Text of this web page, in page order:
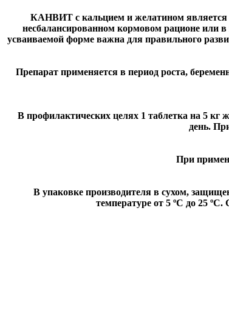
КАНВИТ с кальцием и желатином является
несбалансированном кормовом рационе или
усваиваемой форме важна для правильного
Препарат применяется в период роста,
В профилактических целях 1 таблетка на 5
день.
При
В упаковке производителя в сухом,
температуре от 5 ºС до 25